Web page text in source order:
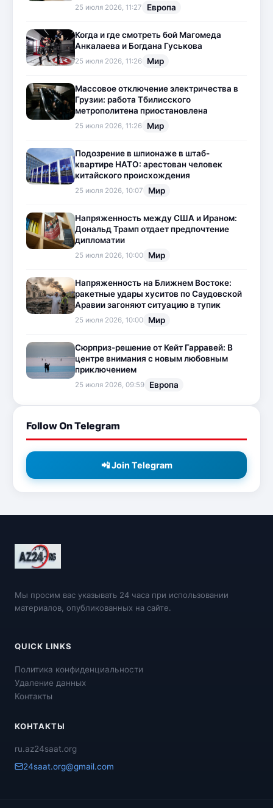
25 июля 2026, 11:27 Европа
Когда и где смотреть бой Магомеда
Анкалаева и Богдана Гуськова
25 июля 2026, 11:26 Мир
Массовое отключение электричества в
Грузии: работа Тбилисского
метрополитена приостановлена
25 июля 2026, 11:26 Мир
Подозрение в шпионаже в штаб-
квартире НАТО: арестован человек
китайского происхождения
25 июля 2026, 10:07 Мир
Напряженность между США и Ираном:
Дональд Трамп отдает предпочтение
дипломатии
25 июля 2026, 10:00 Мир
Напряженность на Ближнем Востоке:
ракетные удары хуситов по Саудовской
Аравии загоняют ситуацию в тупик
25 июля 2026, 10:00 Мир
Сюрприз-решение от Кейт Гарравей: В
центре внимания с новым любовным
приключением
25 июля 2026, 09:59 Европа
Follow On Telegram
📲 Join Telegram
Мы просим вас указывать 24 часа при использовании
материалов, опубликованных на сайте.
QUICK LINKS
Политика конфиденциальности
Удаление данных
Контакты
КОНТАКТЫ
ru.az24saat.org
24saat.org@gmail.com